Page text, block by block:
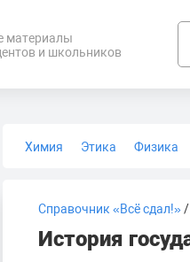
материалы
и школьников
Химия Этика Физика
Справочник «Всё сдал!»/
История